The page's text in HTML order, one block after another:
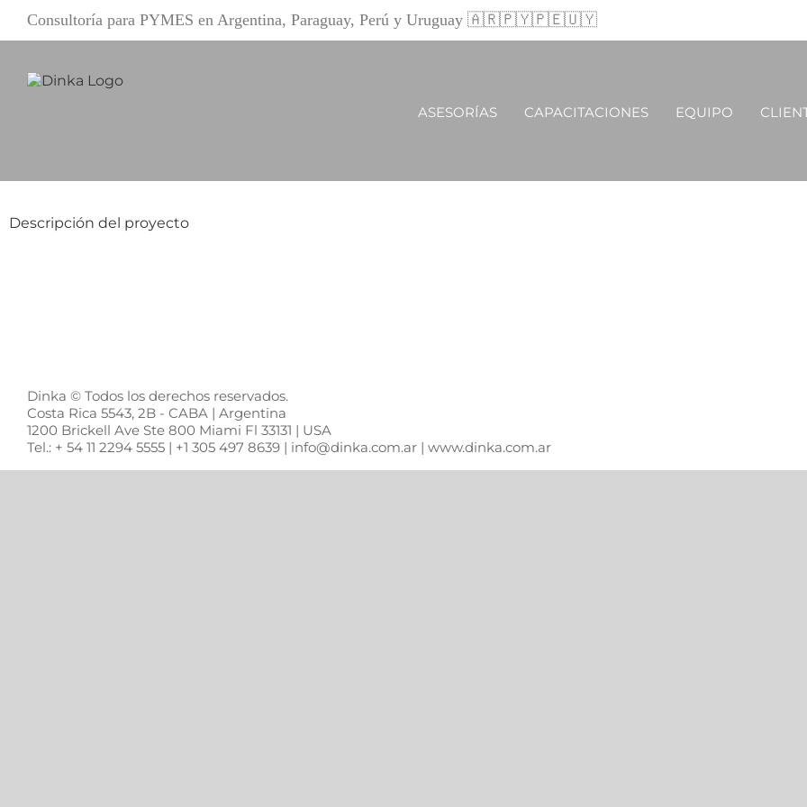
contenido
Consultoría para PYMES en Argentina, Paraguay, Perú y Uruguay 🇦🇷🇵🇾🇵🇪🇺🇾
ASESORÍAS CAPACITACIONES EQUIPO
Descripción del proyecto
Dinka © Todos los derechos reservados.
Costa Rica 5543, 2B - CABA | Argentina
1200 Brickell Ave Ste 800 Miami Fl 33131 | USA
Tel.: + 54 11 2294 5555 | +1 305 497 8639 | info@dinka.com.ar | www.dinka.com.ar